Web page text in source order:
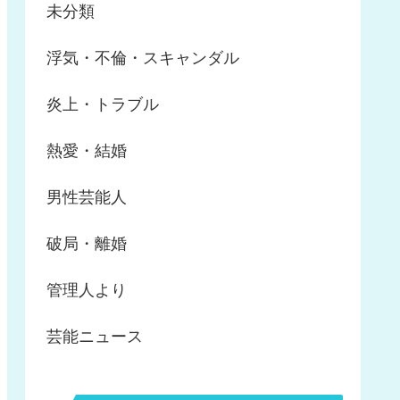
未分類
浮気・不倫・スキャンダル
炎上・トラブル
熱愛・結婚
男性芸能人
破局・離婚
管理人より
芸能ニュース